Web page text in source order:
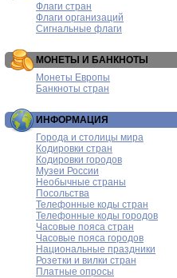
Флаги стран
Флаги организаций
Сигнальные флаги
МОНЕТЫ И БАНКНОТЫ
Монеты Европы
Банкноты стран
ИНФОРМАЦИЯ
Города и столицы мира
Кодировки стран
Кодировки городов
Музеи России
Необычные страны
Посольства
Телефонные коды стран
Телефонные коды городов
Часовые пояса стран
Часовые пояса городов
Национальные праздники
Розетки и вилки стран
Платные опросы